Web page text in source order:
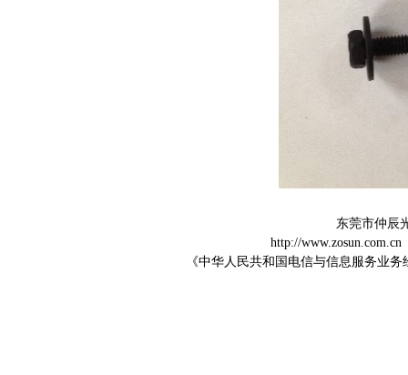
东莞市仲辰
http://www.zosun.com.cn
《中华人民共和国电信与信息服务业